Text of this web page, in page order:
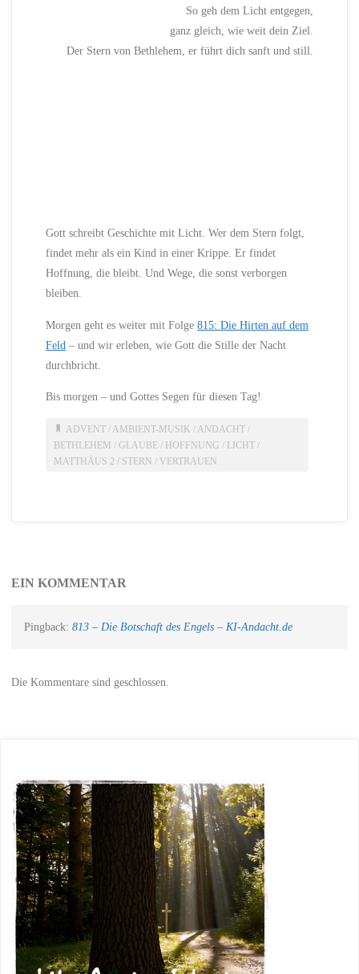
So geh dem Licht entgegen,
ganz gleich, wie weit dein Ziel.
Der Stern von Bethlehem, er führt dich sanft und still.
Gott schreibt Geschichte mit Licht. Wer dem Stern folgt,
findet mehr als ein Kind in einer Krippe. Er findet
Hoffnung, die bleibt. Und Wege, die sonst verborgen
bleiben.
Morgen geht es weiter mit Folge815: Die Hirten auf dem
Feld – und wir erleben, wie Gott die Stille der Nacht
durchbricht.
Bis morgen – und Gottes Segen für diesen Tag!
ADVENT / AMBIENT-MUSIK / ANDACHT
/
BETHLEHEM /GLAUBE / HOFFNUNG / LICHT
/
MATTHÄUS 2 / STERN / VERTRAUEN
EIN KOMMENTAR
Pingback: 813 – Die Botschaft des Engels – KI-Andacht.de
Die Kommentare sind geschlossen.